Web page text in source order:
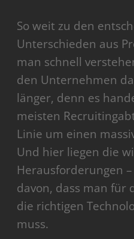
So weit zu den
Unterschieden aus
man schnell
den Unternehmen
länger, denn es
meisten
Linie um einen
Und hier liegen die
Herausforderungen
davon, dass man für
die richtigen
muss.